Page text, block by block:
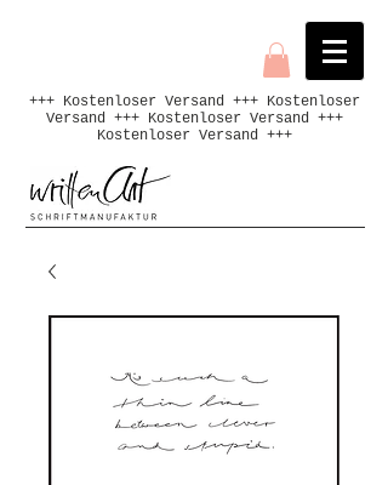
+++ Kostenloser Versand +++ Kostenloser
Versand +++ Kostenloser Versand +++
Kostenloser Versand +++